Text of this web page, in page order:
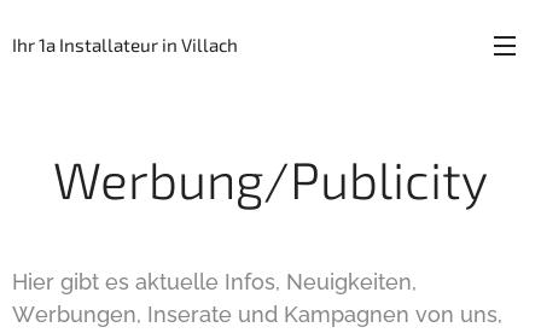
Ihr 1a Installateur in Villach
Werbung/Publicity
Hier gibt es aktuelle Infos, Neuigkeiten,
Werbungen, Inserate und Kampagnen von uns,